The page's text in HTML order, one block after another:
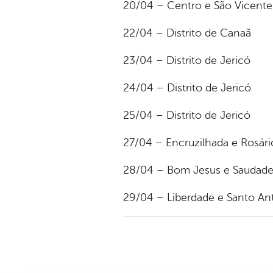
20/04 – Centro e São Vicente
22/04 – Distrito de Canaã
23/04 – Distrito de Jericó
24/04 – Distrito de Jericó
25/04 – Distrito de Jericó
27/04 – Encruzilhada e
28/04 – Bom Jesus e Saudade
29/04 – Liberdade e Santo